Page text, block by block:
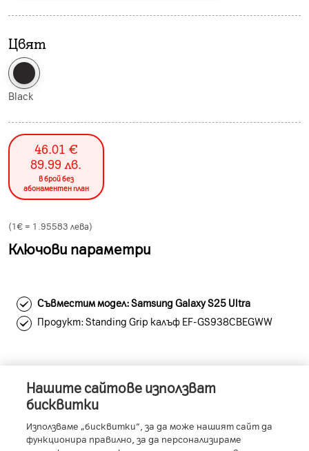
Цвят
Black
46.01 €
89.99 лв.
в брой без
абонаментен план
(1€ = 1.95583 лева)
Ключови параметри
Съвместим модел: Samsung Galaxy S25 Ultra
Продукт: Standing Grip калъф EF-GS938CBEGWW
Информация за устройството
Нашите сайтове използват
бисквитки
Използваме „бисквитки“, за да може нашият сайт да
функционира правилно, за да персонализираме